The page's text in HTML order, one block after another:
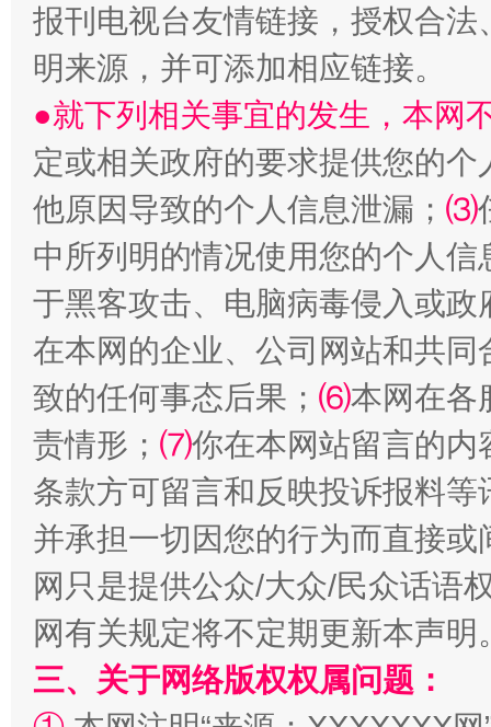
全民健身五年计划来了！等你上场
阿坝州三大球赛在茂县开幕 规模
国家大学科技园优化重塑工作
报刊电视台友情链接，授权合
明来源，并可添加相应链接。
●就下列相关事宜的发生，本网
定或相关政府的要求提供您的个
他原因导致的个人信息泄漏； ⑶
中所列明的情况使用您的个人
于黑客攻击、电脑病毒侵入或
在本网的企业、公司网站和共
致的任何事态后果； ⑹本网在各
责情形； ⑺你在本网站留言的内
条款方可留言和反映投诉报料
并承担一切因您的行为而直接
网只是提供公众/大众/民众话语
网有关规定将不定期更新本声明
三、关于网络版权权属问题：